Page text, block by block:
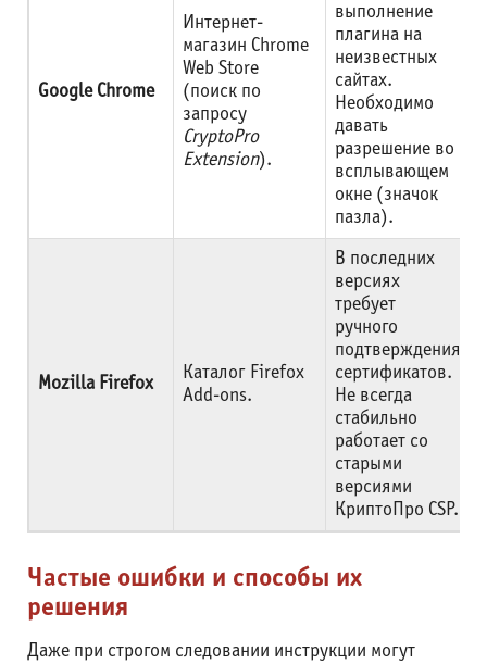
Google Chrome
Интернет-
магазин Chrome
Web Store
(поиск по
запросу
CryptoPro
Extension).
выполнение
плагина на
неизвестных
сайтах.
Необходимо
давать
разрешение во
всплывающем
окне (значок
пазла).
Mozilla Firefox
Каталог Firefox
Add-ons.
В последних
версиях
требует
ручного
подтверждения
сертификатов.
Не всегда
стабильно
работает со
старыми
версиями
КриптоПро CSP.
Частые ошибки и способы их
решения
Даже при строгом следовании инструкции могут